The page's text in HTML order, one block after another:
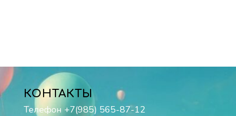
КОНТАКТЫ
Телефон +7(985) 565-87-12